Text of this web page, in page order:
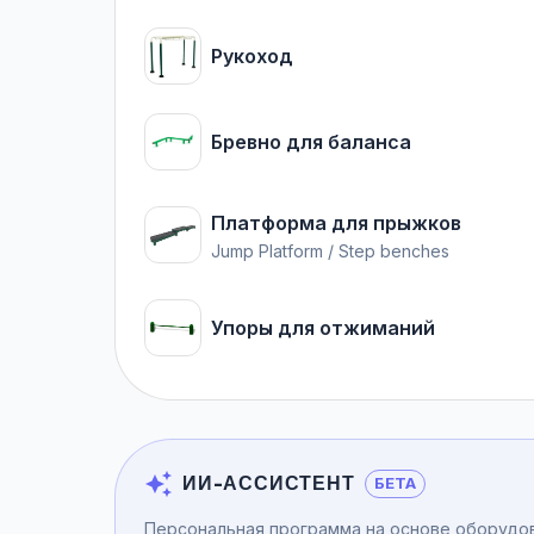
Рукоход
Бревно для баланса
Платформа для прыжков
Jump Platform / Step benches
Упоры для отжиманий
ИИ-АССИСТЕНТ БЕТА
Персональная программа на основе